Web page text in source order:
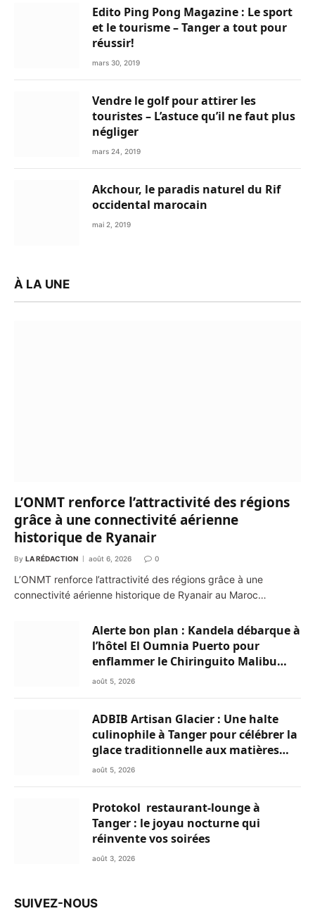
Edito Ping Pong Magazine : Le sport
et le tourisme – Tanger a tout pour
réussir!
mars 30, 2019
Vendre le golf pour attirer les
touristes – L’astuce qu’il ne faut plus
négliger
mars 24, 2019
Akchour, le paradis naturel du Rif
occidental marocain
mai 2, 2019
À LA UNE
L’ONMT renforce l’attractivité des régions
grâce à une connectivité aérienne
historique de Ryanair
By LA RÉDACTION août 6, 2026 0
L’ONMT renforce l’attractivité des régions grâce à une
connectivité aérienne historique de Ryanair au Maroc…
Alerte bon plan : Kandela débarque à
l’hôtel El Oumnia Puerto pour
enflammer le Chiringuito Malibu
Club
août 5, 2026
ADBIB Artisan Glacier : Une halte
culinophile à Tanger pour célébrer la
glace traditionnelle aux matières
premières de choix
août 5, 2026
Protokol restaurant-lounge à
Tanger : le joyau nocturne qui
réinvente vos soirées
août 3, 2026
SUIVEZ-NOUS